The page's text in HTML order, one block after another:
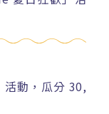
活動，瓜分 30,